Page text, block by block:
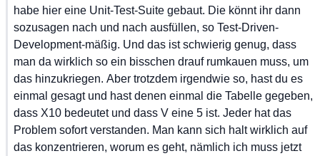
habe hier eine Unit-Test-Suite gebaut. Die könnt ihr dann
sozusagen nach und nach ausfüllen, so Test-Driven-
Development-mäßig. Und das ist schwierig genug, dass
man da wirklich so ein bisschen drauf rumkauen muss, um
das hinzukriegen. Aber trotzdem irgendwie so, hast du es
einmal gesagt und hast denen einmal die Tabelle gegeben,
dass X10 bedeutet und dass V eine 5 ist. Jeder hat das
Problem sofort verstanden. Man kann sich halt wirklich auf
das konzentrieren, worum es geht, nämlich ich muss jetzt